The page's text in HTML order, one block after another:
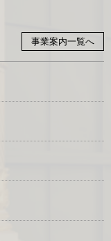
事業案内一覧へ